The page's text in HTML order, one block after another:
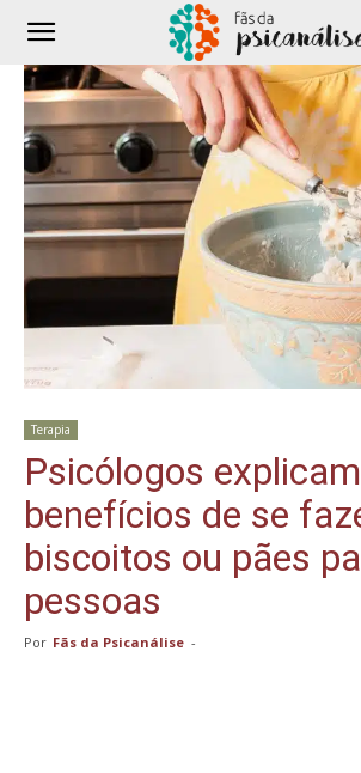
Terapia
Psicólogos
benefícios de se
biscoitos ou pães
pessoas
Por Fãs da Psicanálise -